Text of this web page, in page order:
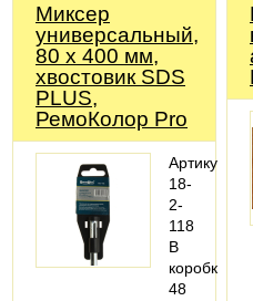
Миксер
универсальный,
80 х 400 мм,
хвостовик SDS
PLUS,
РемоКолор Pro
Артикул:
18-
2-
118
В
коробке:
48